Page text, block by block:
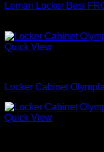
Lemari Locker Besi
Quick View
Locker Cabinet
Quick View